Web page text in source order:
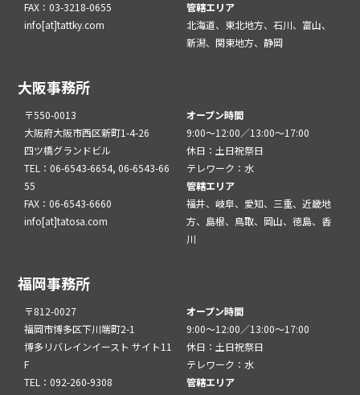
FAX：03-3218-0655
info[at]tattky.com
管轄エリア
北海道、東北地方、石川、富山、
新潟、関東地方、静岡
大阪事務所
〒550-0013
大阪府大阪市西区新町1-4-26
四ツ橋グランドビル
TEL：06-6543-6654, 06-6543-66
55
FAX：06-6543-6660
info[at]tatosa.com
オープン時間
9:00～12:00／13:00～17:00
休日：土日祝祭日
テレワーク：水
管轄エリア
福井、岐阜、愛知、三重、近畿地
方、島根、鳥取、岡山、徳島、香
川
福岡事務所
〒812-0027
福岡市博多区下川端町2-1
博多リバレインイースト サイト11
F
TEL：092-260-9308
オープン時間
9:00～12:00／13:00～17:00
休日：土日祝祭日
テレワーク：水
管轄エリア